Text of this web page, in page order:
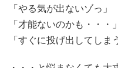
「やる気が出ないゾっ」
「才能ないのかも・・・」
「すぐに投げ出してしま